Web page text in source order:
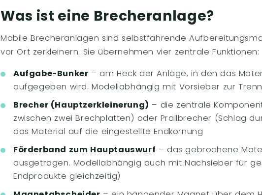
Was ist eine Brecheranlage?
Mobile Brecheranlagen sind selbstfahrende
vor Ort zerkleinern. Sie übernehmen vier zentrale Funktionen:
Aufgabe-Bunker – am Heck der Anlage, in den das
aufgegeben wird. Modellabhängig mit Vorsieber zur
Brecher (Hauptzerkleinerung) – die zentrale
zwischen zwei Brechplatten) oder Prallbrecher (Schlag
das Material auf die eingestellte Endkörnung
Förderband zum Hauptauswurf – das gebrochene
ausgetragen. Modellabhängig auch mit Nachsieber für
Endprodukte gleichzeitig)